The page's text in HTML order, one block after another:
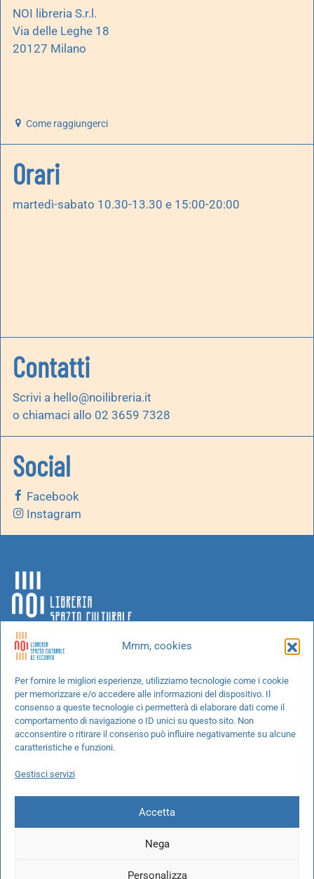
Mmm, cookies
Per fornire le migliori esperienze, utilizziamo tecnologie come i cookie
per memorizzare e/o accedere alle informazioni del dispositivo. Il
consenso a queste tecnologie ci permetterà di elaborare dati come il
comportamento di navigazione o ID unici su questo sito. Non
acconsentire o ritirare il consenso può influire negativamente su alcune
caratteristiche e funzioni.
Gestisci servizi
Accetta
Nega
Personalizza
NOI libreria S.r.l.
Via delle Leghe 18
20127 Milano
Come raggiungerci
Orari
martedì-sabato 10.30-13.30 e 15:00-20:00
Contatti
Scrivi a hello@noilibreria.it
o chiamaci allo 02 3659 7328
Social
Facebook
Instagram
Chi siamo
Progetti speciali
Richiedi un libro
Spedizioni
Cookie Policy
10694580969